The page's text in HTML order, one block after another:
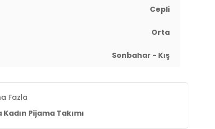
Cepli
Orta
Sonbahar - Kış
Fazla
Kadın Pijama Takımı